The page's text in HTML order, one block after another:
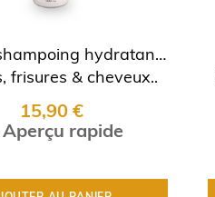
hydratant
frisures & cheveux..
15,90 €
Aperçu rapide